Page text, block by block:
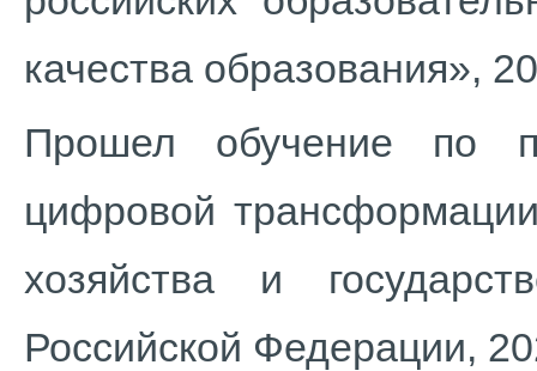
качества образования»,
Прошел обучение по
цифровой
хозяйства и
Российской Федерации,